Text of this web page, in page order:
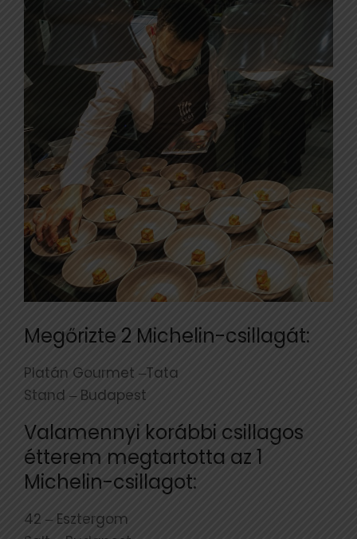
Megőrizte 2 Michelin-csillagát:
Platán Gourmet ‒Tata
Stand ‒ Budapest
Valamennyi korábbi csillagos
étterem megtartotta az 1
Michelin-csillagot:
42 ‒ Esztergom